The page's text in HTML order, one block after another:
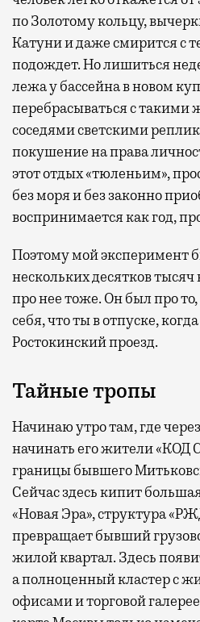
по Золотому кольцу,
Катуни и даже смирится с
подождет. Но лишиться
лежа у бассейна в новом
перебрасываться с такими
соседями светскими
покушение на права
этот отдых «тюленьим»,
без моря и без законно
воспринимается как год,
Поэтому мой эксперимент
нескольких десятков
про нее тоже. Он был про
себя, что ты в отпуске,
Ростокинский проезд.
Тайные тропы
Начинаю утро там, где
начинать его жители «КОД
границы бывшего
Сейчас здесь кипит
«Новая Эра», структура
превращает бывший
жилой квартал. Здесь
а полноценный кластер с
офисами и торговой